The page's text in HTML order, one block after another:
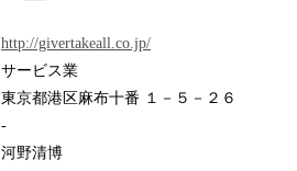
http://givertakeall.co.jp/
サービス業
東京都港区麻布十番 １－５－２６
-
河野清博